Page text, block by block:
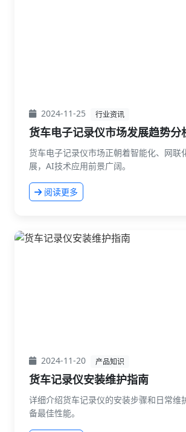
2024-11-25 行业资讯
货车电子记录仪市场发展趋势分
货车电子记录仪市场正朝着智能化、网联
展，AI技术应用前景广阔。
阅读更多
2024-11-20 产品知识
货车记录仪安装维护指南
详细介绍货车记录仪的安装步骤和日常维
备最佳性能。